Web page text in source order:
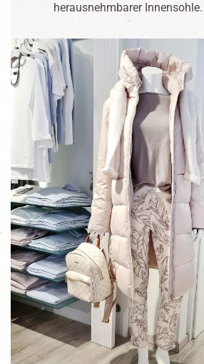
herausnehmbarer Innensohle.